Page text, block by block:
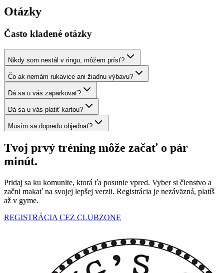
Otázky
Často kladené otázky
Nikdy som nestál v ringu, môžem prísť?
Čo ak nemám rukavice ani žiadnu výbavu?
Dá sa u vás zaparkovať?
Dá sa u vás platiť kartou?
Musím sa dopredu objednať?
Tvoj prvý tréning môže začať o pár
minút.
Pridaj sa ku komunite, ktorá ťa posunie vpred. Vyber si členstvo a
začni makať na svojej lepšej verzii. Registrácia je nezáväzná, platíš
až v gyme.
REGISTRÁCIA CEZ CLUBZONE